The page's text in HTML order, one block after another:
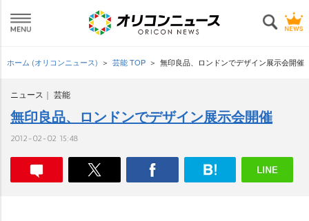
ホーム (オリコンニュース) 芸能 TOP 無印良品、ロンドンでデザイン展示会開催
ニュース 芸能
無印良品、ロンドンでデザイン展示会開催
2012-02-02 15:48